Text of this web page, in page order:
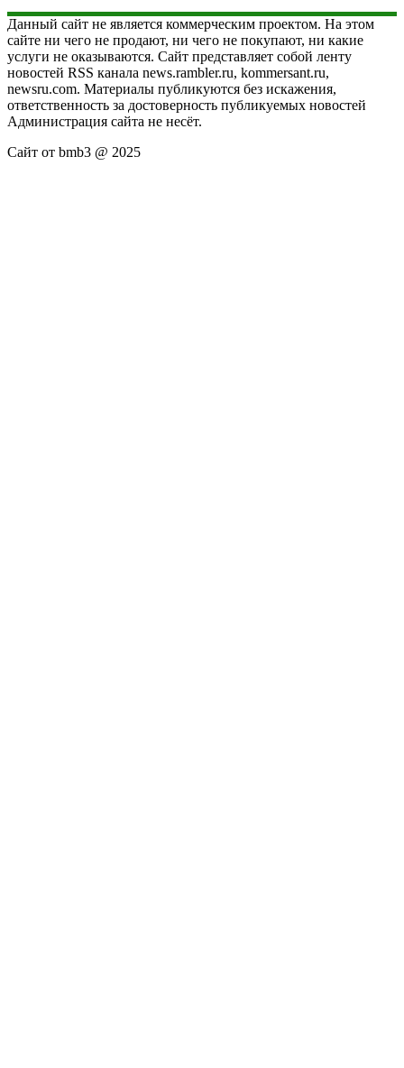
Данный сайт не является коммерческим проектом. На этом
сайте ни чего не продают, ни чего не покупают, ни какие
услуги не оказываются. Сайт представляет собой ленту
новостей RSS канала news.rambler.ru, kommersant.ru,
newsru.com. Материалы публикуются без искажения,
ответственность за достоверность публикуемых новостей
Администрация сайта не несёт.
Сайт от bmb3 @ 2025